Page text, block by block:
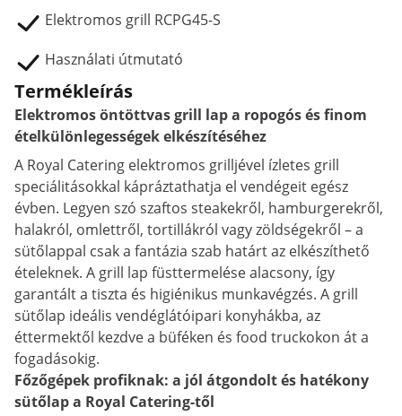
Elektromos grill RCPG45-S
Használati útmutató
Termékleírás
Elektromos öntöttvas grill lap a ropogós és finom
ételkülönlegességek elkészítéséhez
A Royal Catering elektromos grilljével ízletes grill
speciálitásokkal kápráztathatja el vendégeit egész
évben. Legyen szó szaftos steakekről, hamburgerekről,
halakról, omlettről, tortillákról vagy zöldségekről – a
sütőlappal csak a fantázia szab határt az elkészíthető
ételeknek. A grill lap füsttermelése alacsony, így
garantált a tiszta és higiénikus munkavégzés. A grill
sütőlap ideális vendéglátóipari konyhákba, az
éttermektől kezdve a büféken és food truckokon át a
fogadásokig.
Főzőgépek profiknak: a jól átgondolt és hatékony
sütőlap a Royal Catering-től